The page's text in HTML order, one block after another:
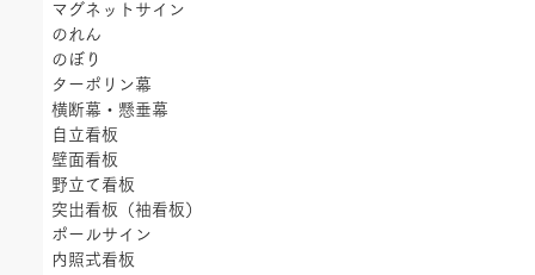
マグネットサイン
のれん
のぼり
ターポリン幕
横断幕・懸垂幕
自立看板
壁面看板
野立て看板
突出看板（袖看板）
ポールサイン
内照式看板